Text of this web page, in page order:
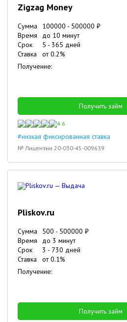
Zigzag Money
Сумма 100000 - 500000 ₽
Время
до 10 минут
Срок
5 - 365 дней
Ставка
от0.2%
Получение:
Получить займ
4.6
#низкая фиксированная ставка
№ Лицензии 20-030-45-009639
Pliskov.ru
Сумма 500 - 500000 ₽
Время
до 3 минут
Срок
3 - 730 дней
Ставка
от0.1%
Получение:
Получить займ